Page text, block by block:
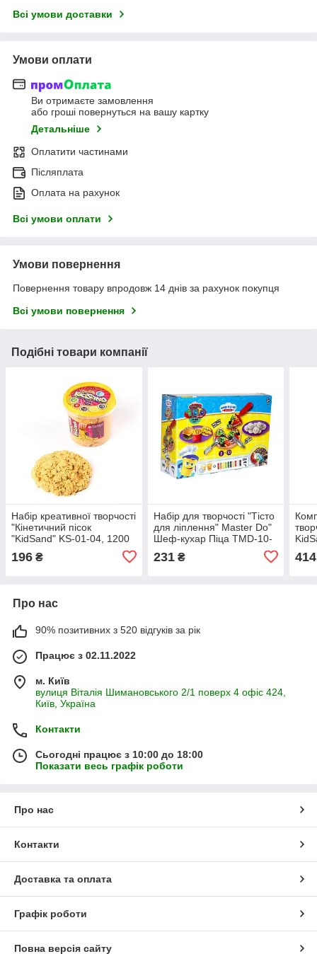
Всі умови доставки
Умови оплати
Ви отримаєте замовлення
або гроші повернуться на вашу картку
Детальніше
Оплатити частинами
Післяплата
Оплата на рахунок
Всі умови оплати
Умови повернення
Повернення товару впродовж 14 днів за рахунок покупця
Всі умови повернення
Подібні товари компанії
Набір креативної творчості
"Кінетичний пісок
"KidSand" KS-01-04, 1200
196 ₴
Набір для творчості "Тісто
для ліплення" Master Do"
Шеф-кухар Піца TMD-10-
231₴
Про нас
90% позитивних з 520 відгуків за рік
Працює з 02.11.2022
м. Київ
вулиця Віталія Шимановського 2/1 поверх 4 офіс 424,
Київ, Україна
Контакти
Сьогодні працює з 10:00 до 18:00
Показати весь графік роботи
Про нас
Контакти
Доставка та оплата
Графік роботи
Повна версія сайту